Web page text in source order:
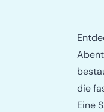
die
Eine